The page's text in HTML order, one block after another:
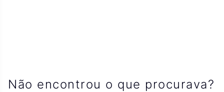
Não encontrou o que procurava?